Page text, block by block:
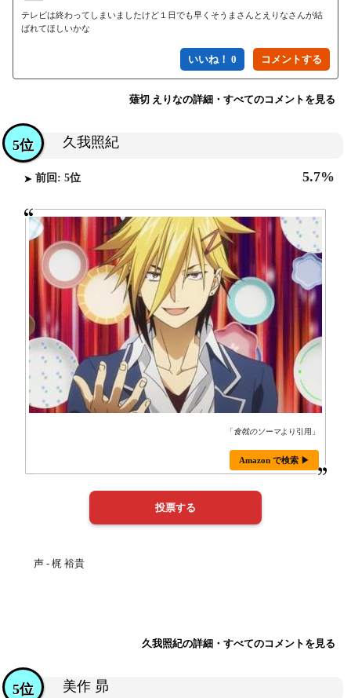
テレビは終わってしまいましたけど１日でも早くそうまさんとえりなさんが結
ばれてほしいかな
いいね！ 0
薙切 えりなの詳細・すべてのコメントを見る
久我照紀
5位
前回: 5位 5.7%
「食戟のソーマより引用」
Amazon で検索 ▶
声 - 梶 裕貴
久我照紀の詳細・すべてのコメントを見る
美作 昴
5位